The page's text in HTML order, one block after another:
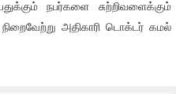
நாள் -
கேட்டு நடைபெற்ற
நபர்களை சுற்றிவளைக்கும்
அதிகாரி டொக்டர் கமல்